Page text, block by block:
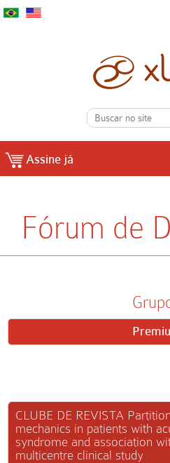
Assine já
Fórum de
CLUBE DE REVISTA
mechanics in patients with
syndrome and association
multicentre clinical study